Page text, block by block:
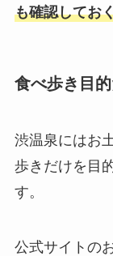
も確認してお
食べ歩き目
渋温泉にはお
歩きだけを目
す。
公式サイトの